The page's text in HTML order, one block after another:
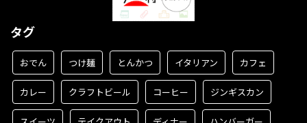
タグ
おでん つけ麺 とんかつ イタリアン カフェ
カレー クラフトビール コーヒー ジンギスカン